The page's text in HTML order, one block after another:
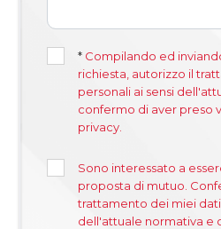
* Compilando ed
richiesta, autorizzo il
personali ai sensi
confermo di aver preso
privacy.
Sono interessato a
proposta di mutuo.
trattamento dei miei dati
dell'attuale normativa e